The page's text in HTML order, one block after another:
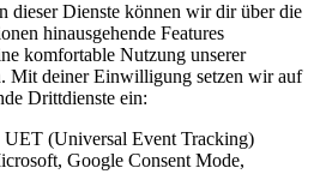
dieser Dienste können wir dir über die
hinausgehende Features
komfortable Nutzung unserer
Mit deiner Einwilligung setzen wir auf
Drittdienste ein:
UET (Universal Event Tracking)
Google Consent Mode,